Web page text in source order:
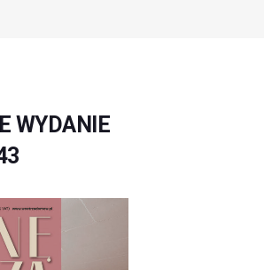
WYDANIE